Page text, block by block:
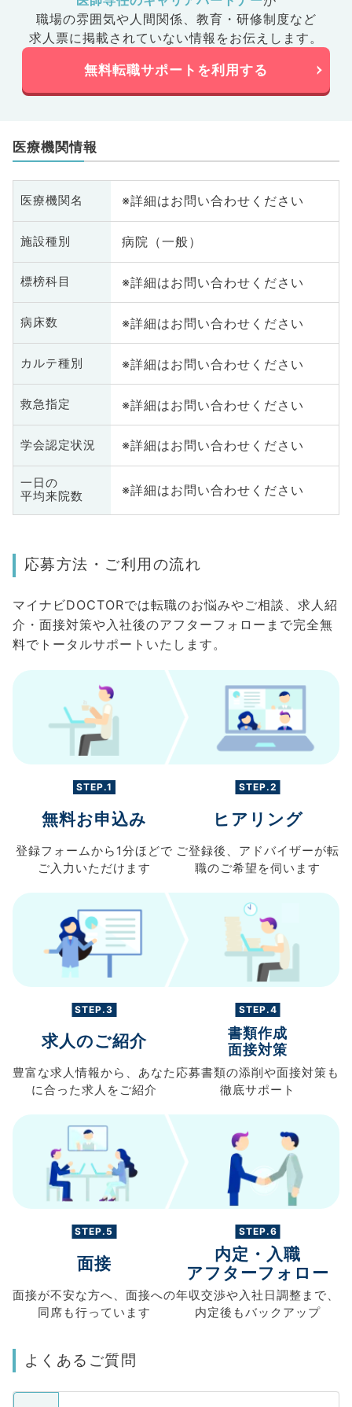
職場の雰囲気や人間関係、 教育・研修制度など
求人票に掲載されていない情報をお伝えします。
無料転職サポートを利用する
医療機関情報
医療機関名 ※詳細はお問い合わせください
施設種別 病院（一般）
標榜科目 ※詳細はお問い合わせください
病床数 ※詳細はお問い合わせください
カルテ種別 ※詳細はお問い合わせください
救急指定 ※詳細はお問い合わせください
学会認定状況 ※詳細はお問い合わせください
一日の
平均来院数
※詳細はお問い合わせください
応募方法・ご利用の流れ
マイナビDOCTORでは転職のお悩みやご相談、求人紹
介・面接対策や入社後のアフターフォローまで完全無
料でトータルサポートいたします。
STEP.1
無料お申込み
登録フォームから 1分ほどで
ご入力 いただけます
STEP.2
ヒアリング
ご登録後、 アドバイザーが転
職のご希望を伺います
STEP.3
求人のご紹介
豊富な求人情報から、 あなた
に合った求人を ご紹介
STEP.4
書類作成
面接対策
応募書類の添削や面接対策も
徹底サポート
STEP.5
面接
面接が不安な方へ、 面接への
同席も行っています
STEP.6
内定・入職
アフターフォロー
年収交渉や入社日調整まで、
内定後もバックアップ
よくあるご質問